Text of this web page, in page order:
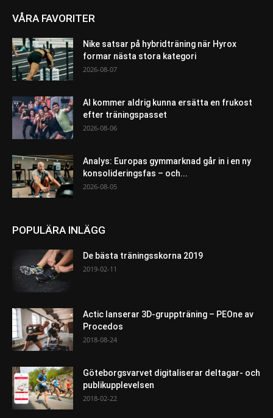
VÅRA FAVORITER
Nike satsar på hybridträning när Hyrox
formar nästa stora kategori
2026-08-07
AI kommer aldrig kunna ersätta en frukost
efter träningspasset
2026-08-06
Analys: Europas gymmarknad går in i en ny
konsolideringsfas – och...
2026-08-05
POPULÄRA INLÄGG
De bästa träningsskorna 2019
2019-02-11
Actic lanserar 3D-gruppträning – PEOne av
Procedos
2018-08-24
Göteborgsvarvet digitaliserar deltagar- och
publikupplevelsen
2018-02-22